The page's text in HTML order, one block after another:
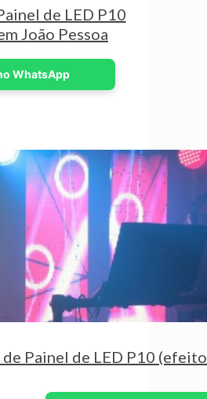
de LED P10
João Pessoa
WhatsApp
Painel de LED P10